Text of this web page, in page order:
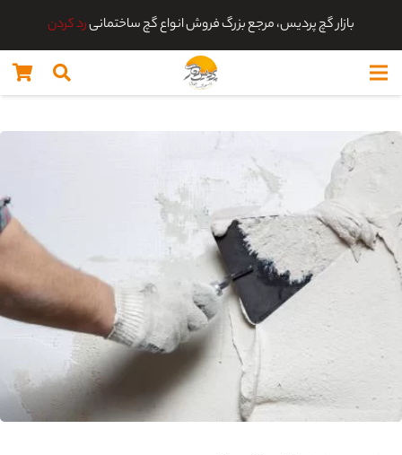
بازار گچ پردیس، مرجع بزرگ فروش انواع گچ ساختمانیرد کردن